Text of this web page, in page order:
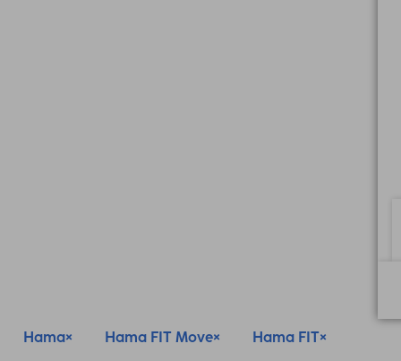
Hama Hama FIT Move Hama FIT